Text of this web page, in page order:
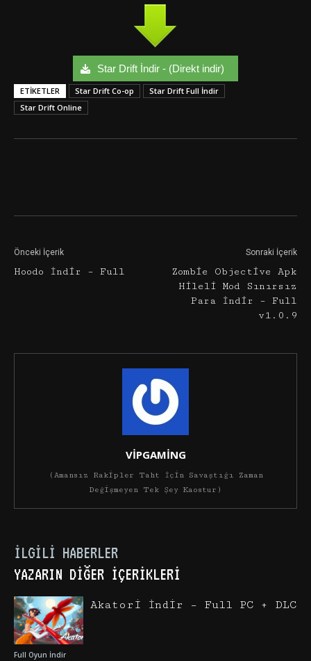
Star Drift İndir - (Direkt indir)
ETIKETLER Star Drift Co-op
Star Drift Full İndir
Star Drift Online
Önceki İçerik
Hoodo İndir – Full
Sonraki İçerik
Zombie Objective Apk
Hileli Mod Sınırsız
Para İndir – Full
v1.0.9
VİPGAMİNG
(Amansız Rakipler Taht İçin Savaştığı Zaman
Değişmeyen Tek Şey Kaostur)
İLGILI HABERLER
YAZARIN DIĞER İÇERIKLERI
Full Oyun İndir
Akatori İndir – Full PC + DLC